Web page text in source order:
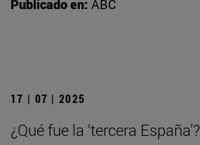
Publicado en: ABC
17 | 07 | 2025
¿Qué fue la ‘tercera España’?